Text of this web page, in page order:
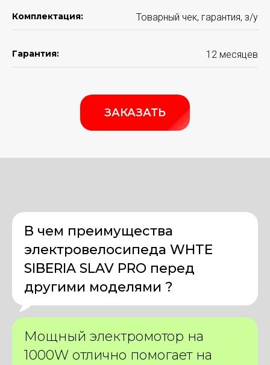
Комплектация: Товарный чек, гарантия, з/у
Гарантия: 12 месяцев
ЗАКАЗАТЬ
В чем преимущества
электровелосипеда WHTE
SIBERIA SLAV PRO перед
другими моделями ?
Мощный электромотор на
1000W отлично помогает на